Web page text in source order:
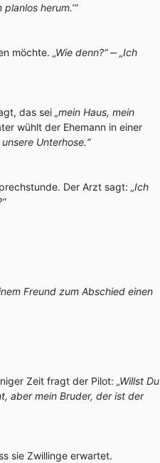
herum.’“
möchte. „Wie denn?“ ‒ „Ich
das sei „mein Haus, mein
wühlt der Ehemann in einer
Unterhose.“
Der Arzt sagt: „Ich
Freund zum Abschied einen
Zeit fragt der Pilot: „Willst Du
aber mein Bruder, der ist der
sie Zwillinge erwartet.